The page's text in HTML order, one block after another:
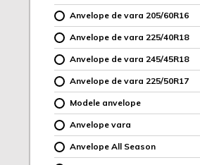
Anvelope de vara 205/60R16
Anvelope de vara 225/40R18
Anvelope de vara 245/45R18
Anvelope de vara 225/50R17
Modele anvelope
Anvelope vara
Anvelope All Season